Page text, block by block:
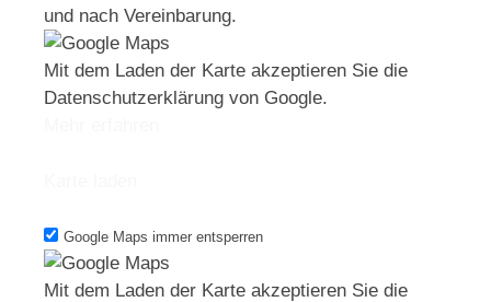
und nach Vereinbarung.
Mit dem Laden der Karte akzeptieren Sie die
Datenschutzerklärung von Google.
Google Maps immer entsperren
Mit dem Laden der Karte akzeptieren Sie die